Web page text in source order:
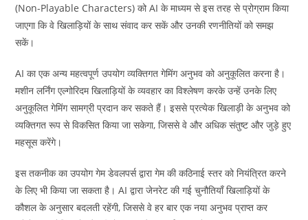
(Non-Playable Characters) को AI के माध्यम से इस तरह से प्रोग्राम किया
जाएगा कि वे खिलाड़ियों के साथ संवाद कर सकें और उनकी रणनीतियों को समझ
सकें।
AI का एक अन्य महत्वपूर्ण उपयोग व्यक्तिगत गेमिंग अनुभव को अनुकूलित करना है।
मशीन लर्निंग एल्गोरिदम खिलाड़ियों के व्यवहार का विश्लेषण करके उन्हें उनके लिए
अनुकूलित गेमिंग सामग्री प्रदान कर सकते हैं। इससे प्रत्येक खिलाड़ी के अनुभव को
व्यक्तिगत रूप से विकसित किया जा सकेगा, जिससे वे और अधिक संतुष्ट और जुड़े हुए
महसूस करेंगे।
इस तकनीक का उपयोग गेम डेवलपर्स द्वारा गेम की कठिनाई स्तर को नियंत्रित करने
के लिए भी किया जा सकता है। AI द्वारा जेनरेट की गई चुनौतियाँ खिलाड़ियों के
कौशल के अनुसार बदलती रहेंगी, जिससे वे हर बार एक नया अनुभव प्राप्त कर